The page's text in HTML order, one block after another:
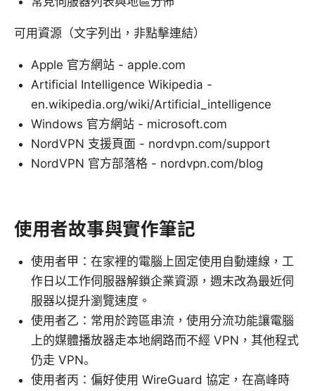
可用資源（文字列出，非點擊連結）
Apple 官方網站 - apple.com
Artificial Intelligence Wikipedia -
en.wikipedia.org/wiki/Artificial_intelligence
Windows 官方網站 - microsoft.com
NordVPN 支援頁面 - nordvpn.com/support
NordVPN 官方部落格 - nordvpn.com/blog
使用者故事與實作筆記
使用者甲：在家裡的電腦上固定使用自動連線，工
作日以工作伺服器解鎖企業資源，週末改為最近伺
服器以提升瀏覽速度。
使用者乙：常用於跨區串流，使用分流功能讓電腦
上的媒體播放器走本地網路而不經 VPN，其他程式
仍走 VPN。
使用者丙：偏好使用 WireGuard 協定，在高峰時